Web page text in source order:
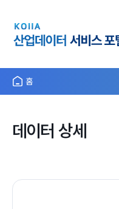
홈
데이터 상세